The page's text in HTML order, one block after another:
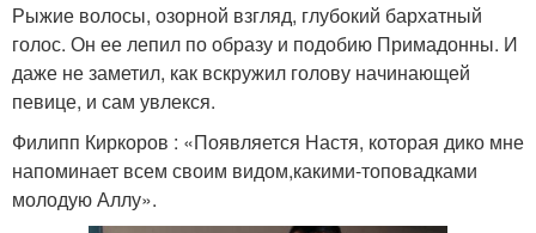
Рыжие волосы, озорной взгляд, глубокий бархатный
голос. Он ее лепил по образу и подобию Примадонны. И
даже не заметил, как вскружил голову начинающей
певице, и сам увлекся.
Филипп Киркоров : «Появляется Настя, которая дико мне
напоминает всем своим видом,какими-топовадками
молодую Аллу».